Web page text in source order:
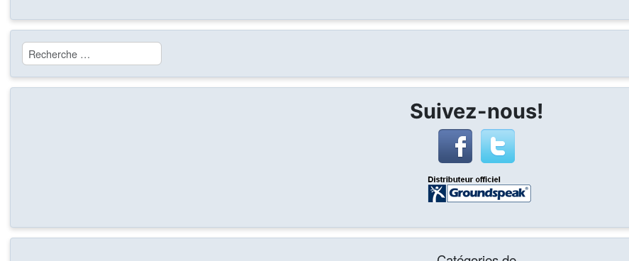
Rechercher
Suivez-nous!